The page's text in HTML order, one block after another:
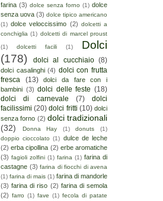
farina (3) dolce senza forno (1) dolce
senza uova (3) dolce tipico americano
(1) dolce veloccissimo (2) dolcetti a
conchiglia (1) dolcetti di marcel proust
(1)
dolcetti facili (1)
Dolci
(178)
dolci al cucchiaio (8)
dolci casalinghi (4) dolci con frutta
fresca
(13)
dolci da fare con i
bambini (3) dolci delle feste (18)
dolci di carnevale
(7)
dolci
facilissimi (20) dolci fritti (10) dolci
senza forno (2) dolci tradizionali
(32)
Donna Hay (1) donuts
(1)
doppio cioccolato (1) dulce de leche
(2) erba cipollina (2) erbe aromatiche
(3) fagioli zolfini (1) farina (1) farina di
castagne (3) farina di fiocchi di avena
(1) farina di mais (1) farina di mandorle
(3) farina di riso (2) farina di semola
(2) farro (1) fave (1) fecola di patate